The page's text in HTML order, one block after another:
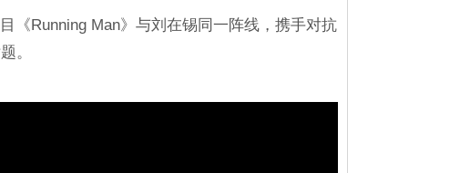
《Running Man》与刘在锡同一阵线，携手对抗
。